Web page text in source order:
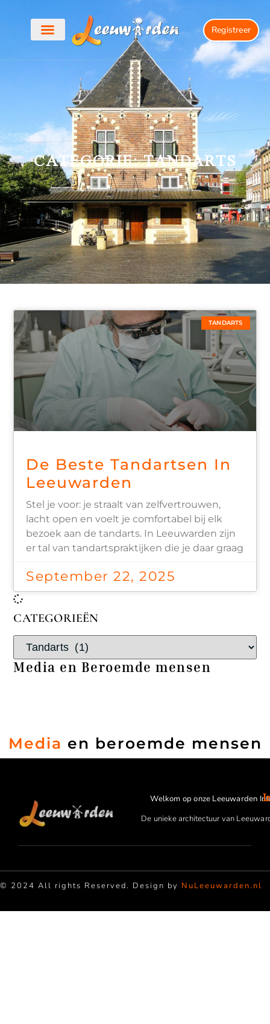
Registreer
CATEGORIE: TANDARTS
CATEGORIEËN
Media en Beroemde mensen
TANDARTS
De Beste Tandartsen In
Leeuwarden
Stel je voor: je straalt van zelfvertrouwen,
lacht open en voelt je comfortabel bij elk
bezoek aan de tandarts. In Leeuwarden zijn
er tal van tandartspraktijken die je daar graag
September 22, 2025
Media en beroemde mensen
Welkom op onze Leeuwarden
De unieke architectuur van
© 2024 All rights Reserved. Design by NuLeeuwarden.nl